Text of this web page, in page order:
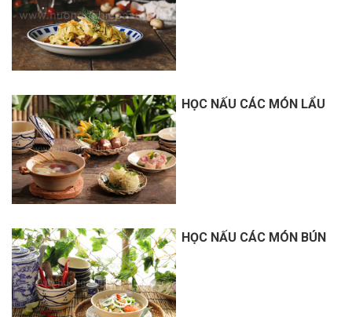
HỌC NẤU CÁC MÓN LẨU
HỌC NẤU CÁC MÓN BÚN